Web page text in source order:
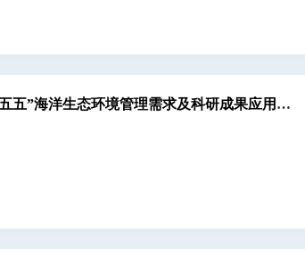
五”海洋生态环境管理需求及科研成果应用转